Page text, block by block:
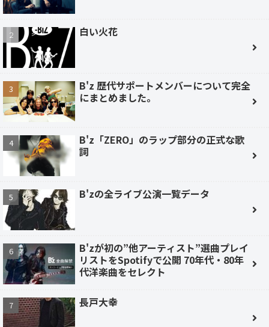
白い火花
B'z 歴代サポートメンバーについて完全
にまとめました。
B'z「ZERO」のラップ部分の正式な歌
詞
B'zの全ライブ公演一覧データ
B'zが初の”他アーティスト”選曲プレイ
リストをSpotifyで公開 70年代・80年
代洋楽曲をセレクト
長戸大幸